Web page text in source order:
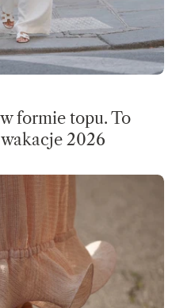
formie topu. To
2026